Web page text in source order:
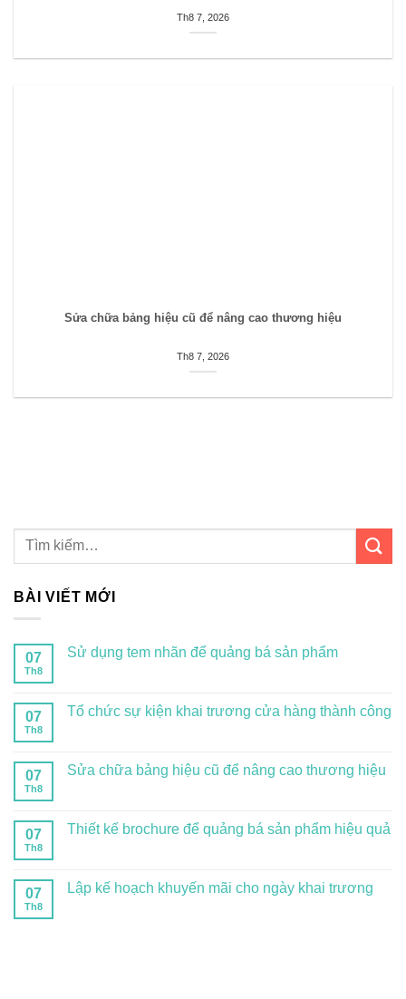
Th8 7, 2026
Sửa chữa bảng hiệu cũ để nâng cao thương hiệu
Th8 7, 2026
BÀI VIẾT MỚI
07
Th8
Sử dụng tem nhãn để quảng bá sản phẩm
07
Th8
Tổ chức sự kiện khai trương cửa hàng thành công
07
Th8
Sửa chữa bảng hiệu cũ để nâng cao thương hiệu
07
Th8
Thiết kế brochure để quảng bá sản phẩm hiệu quả
07
Th8
Lập kế hoạch khuyến mãi cho ngày khai trương